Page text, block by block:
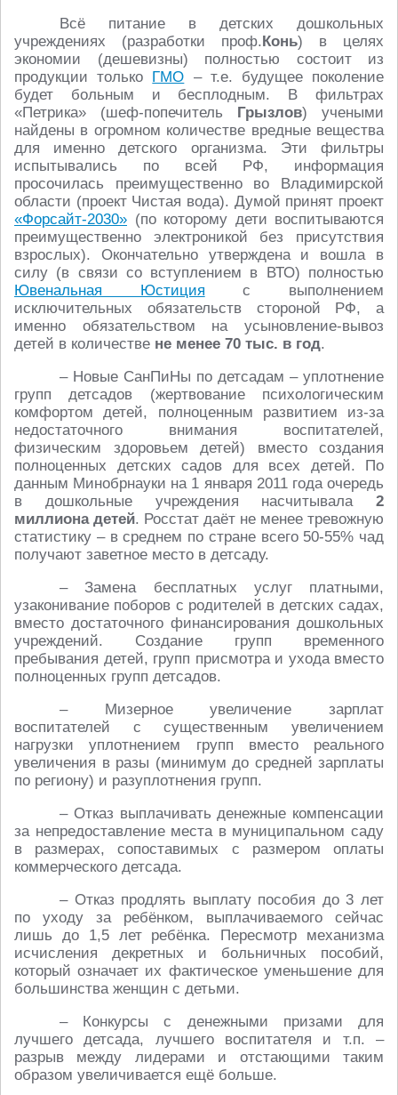
Всё питание в детских дошкольных
учреждениях (разработки проф.Конь) в целях
экономии (дешевизны) полностью состоит из
продукции только ГМО – т.е. будущее поколение
будет больным и бесплодным. В фильтрах
«Петрика» (шеф-попечитель Грызлов) учеными
найдены в огромном количестве вредные вещества
для именно детского организма. Эти фильтры
испытывались по всей РФ, информация
просочилась преимущественно во Владимирской
области (проект Чистая вода). Думой принят проект
«Форсайт-2030» (по которому дети воспитываются
преимущественно электроникой без присутствия
взрослых). Окончательно утверждена и вошла в
силу (в связи со вступлением в ВТО) полностью
Ювенальная Юстиция с выполнением
исключительных обязательств стороной РФ, а
именно обязательством на усыновление-вывоз
детей в количестве не менее 70 тыс. в год.
– Новые СанПиНы по детсадам – уплотнение
групп детсадов (жертвование психологическим
комфортом детей, полноценным развитием из-за
недостаточного внимания воспитателей,
физическим здоровьем детей) вместо создания
полноценных детских садов для всех детей. По
данным Минобрнауки на 1 января 2011 года очередь
в дошкольные учреждения насчитывала 2
миллиона детей. Росстат даёт не менее тревожную
статистику – в среднем по стране всего 50-55% чад
получают заветное место в детсаду.
– Замена бесплатных услуг платными,
узаконивание поборов с родителей в детских садах,
вместо достаточного финансирования дошкольных
учреждений. Создание групп временного
пребывания детей, групп присмотра и ухода вместо
полноценных групп детсадов.
– Мизерное увеличение зарплат
воспитателей с существенным увеличением
нагрузки уплотнением групп вместо реального
увеличения в разы (минимум до средней зарплаты
по региону) и разуплотнения групп.
– Отказ выплачивать денежные компенсации
за непредоставление места в муниципальном саду
в размерах, сопоставимых с размером оплаты
коммерческого детсада.
– Отказ продлять выплату пособия до 3 лет
по уходу за ребёнком, выплачиваемого сейчас
лишь до 1,5 лет ребёнка. Пересмотр механизма
исчисления декретных и больничных пособий,
который означает их фактическое уменьшение для
большинства женщин с детьми.
– Конкурсы с денежными призами для
лучшего детсада, лучшего воспитателя и т.п. –
разрыв между лидерами и отстающими таким
образом увеличивается ещё больше.